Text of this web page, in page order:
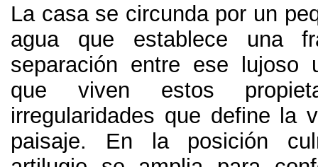
La casa se circunda por un
agua que establece una
separación entre ese lujoso
que viven estos
irregularidades que define la
paisaje. En la posición